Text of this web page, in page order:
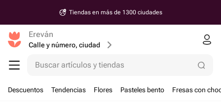
Tiendas en más de 1300 ciudades
Ereván
Calle y número, ciudad
Buscar artículos y tiendas
Descuentos Tendencias Flores Pasteles bento Fresas con